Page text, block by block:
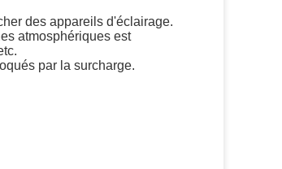
des appareils d'éclairage.
atmosphériques est
par la surcharge.